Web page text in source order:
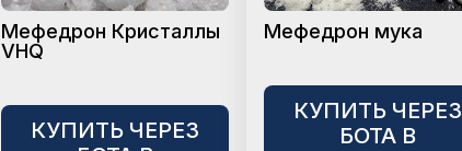
Мефедрон Кристаллы
VHQ
КУПИТЬ ЧЕРЕЗ
Мефедрон мука
КУПИТЬ ЧЕРЕЗ
БОТА В